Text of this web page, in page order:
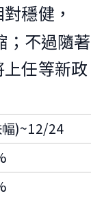
穩健，
；不過隨著
任等新政
)~12/24